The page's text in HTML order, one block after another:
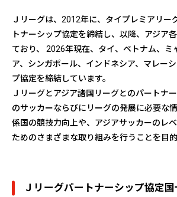
Ｊリーグは、2012年に、タイプレミアリー
トナーシップ協定を締結し、以降、アジア
ており、 2026年現在、タイ、ベトナム、ミ
ア、シンガポール、インドネシア、マレー
プ協定を締結しています。
Ｊリーグとアジア諸国リーグとのパートナ
のサッカーならびにリーグの発展に必要な
係国の競技力向上や、アジアサッカーのレ
ためのさまざまな取り組みを行うことを目的
Ｊリーグパートナーシップ協定国